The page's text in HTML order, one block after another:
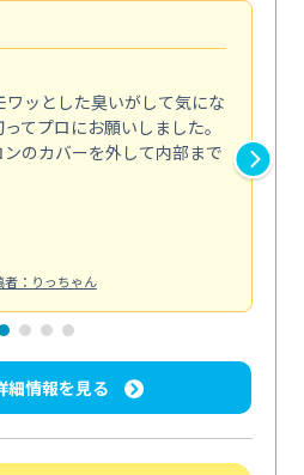
ッとした臭いがして気にな
てプロにお願いしました。
のカバーを外して内部まで
者：りっちゃん
細情報を見る